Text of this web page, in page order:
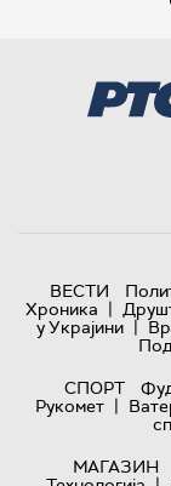
ВЕСТИ
Хроника |
у Украјини |
СПОРТ
Рукомет |
МАГАЗИН